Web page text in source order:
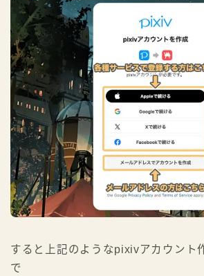
すると上記のようなpixivアカウント
で